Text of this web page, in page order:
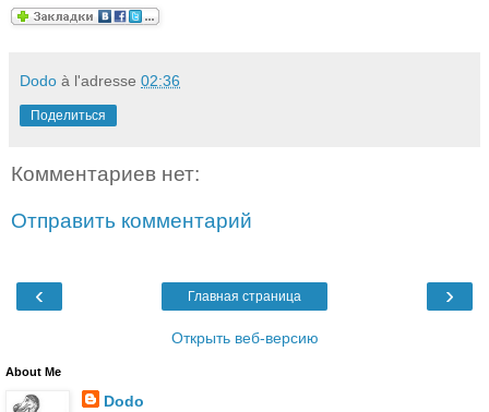
Dodo à l'adresse 02:36
Поделиться
Комментариев нет:
Отправить комментарий
‹ ›
Главная страница
Открыть веб-версию
About Me
Dodo